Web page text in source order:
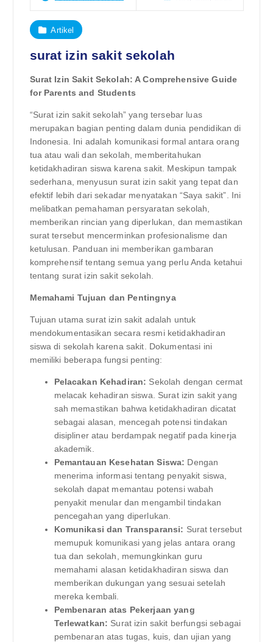
Artikel
surat izin sakit sekolah
Surat Izin Sakit Sekolah: A Comprehensive Guide
for Parents and Students
“Surat izin sakit sekolah” yang tersebar luas
merupakan bagian penting dalam dunia pendidikan di
Indonesia. Ini adalah komunikasi formal antara orang
tua atau wali dan sekolah, memberitahukan
ketidakhadiran siswa karena sakit. Meskipun tampak
sederhana, menyusun surat izin sakit yang tepat dan
efektif lebih dari sekadar menyatakan “Saya sakit”. Ini
melibatkan pemahaman persyaratan sekolah,
memberikan rincian yang diperlukan, dan memastikan
surat tersebut mencerminkan profesionalisme dan
ketulusan. Panduan ini memberikan gambaran
komprehensif tentang semua yang perlu Anda ketahui
tentang surat izin sakit sekolah.
Memahami Tujuan dan Pentingnya
Tujuan utama surat izin sakit adalah untuk
mendokumentasikan secara resmi ketidakhadiran
siswa di sekolah karena sakit. Dokumentasi ini
memiliki beberapa fungsi penting:
Pelacakan Kehadiran: Sekolah dengan cermat
melacak kehadiran siswa. Surat izin sakit yang
sah memastikan bahwa ketidakhadiran dicatat
sebagai alasan, mencegah potensi tindakan
disipliner atau berdampak negatif pada kinerja
akademik.
Pemantauan Kesehatan Siswa: Dengan
menerima informasi tentang penyakit siswa,
sekolah dapat memantau potensi wabah
penyakit menular dan mengambil tindakan
pencegahan yang diperlukan.
Komunikasi dan Transparansi: Surat tersebut
memupuk komunikasi yang jelas antara orang
tua dan sekolah, memungkinkan guru
memahami alasan ketidakhadiran siswa dan
memberikan dukungan yang sesuai setelah
mereka kembali.
Pembenaran atas Pekerjaan yang
Terlewatkan: Surat izin sakit berfungsi sebagai
pembenaran atas tugas, kuis, dan ujian yang